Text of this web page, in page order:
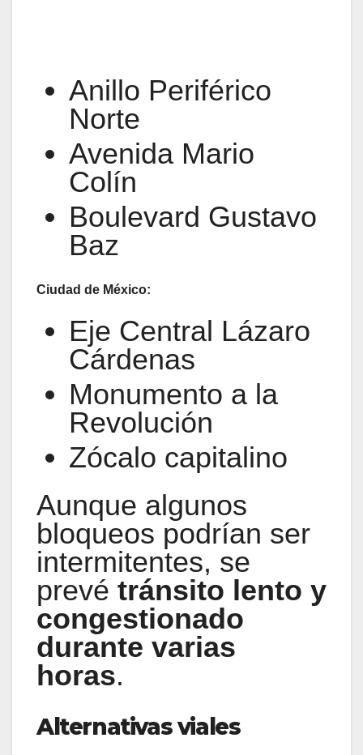
Anillo Periférico
Norte
Avenida Mario
Colín
Boulevard Gustavo
Baz
Ciudad de México:
Eje Central Lázaro
Cárdenas
Monumento a la
Revolución
Zócalo capitalino
Aunque algunos
bloqueos podrían ser
intermitentes, se
prevé tránsito lento y
congestionado
durante varias
horas.
Alternativas viales